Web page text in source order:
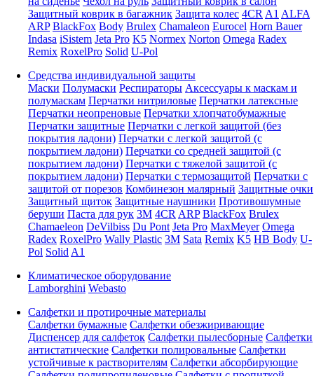
Защитный коврик в багажник Защита колес 4CR A1 ALFA
ARP BlackFox Body Brulex Chamaleon Eurocel Horn Bauer
Indasa iSistem Jeta Pro K5 Normex Norton Omega Radex
Remix RoxelPro Solid U-Pol
Средства индивидуальной защиты
Маски Полумаски Респираторы Аксессуары к маскам и
полумаскам Перчатки нитриловые Перчатки латексные
Перчатки неопреновые Перчатки хлопчатобумажные
Перчатки защитные Перчатки с легкой защитой (без
покрытия ладони) Перчатки с легкой защитой (с
покрытием ладони) Перчатки со средней защитой (с
покрытием ладони) Перчатки с тяжелой защитой (с
покрытием ладони) Перчатки с термозащитой Перчатки с
защитой от порезов Комбинезон малярный Защитные очки
Защитный щиток Защитные наушники Противошумные
беруши Паста для рук 3M 4CR ARP BlackFox Brulex
Chamaeleon DeVilbiss Du Pont Jeta Pro MaxMeyer Omega
Radex RoxelPro Wally Plastic 3M Sata Remix K5 HB Body U-
Pol Solid A1
Климатическое оборудование
Lamborghini Webasto
Салфетки и протирочные материалы
Салфетки бумажные Салфетки обезжиривающие
Диспенсер для салфеток Салфетки пылесборные Салфетки
антистатические Салфетки полировальные Салфетки
устойчивые к растворителям Салфетки абсорбирующие